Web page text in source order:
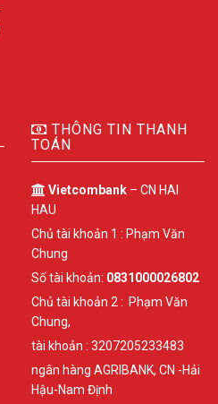
THÔNG TIN THANH
TOÁN
Vietcombank – CN HAI
HAU
Chủ tài khoản 1 : Phạm Văn
Chung
Số tài khoản: 0831000026802
Chủ tài khoản 2 : Phạm Văn
Chung,
tài khoản : 3207205233483
ngân hàng AGRIBANK, CN -Hải
Hậu-Nam Định